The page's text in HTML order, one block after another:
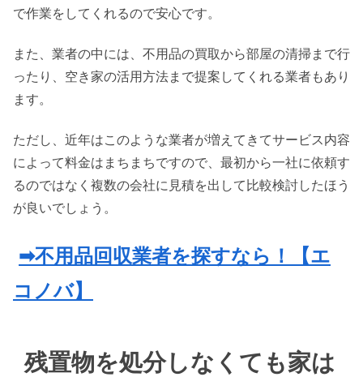
で作業をしてくれるので安心です。
また、業者の中には、不用品の買取から部屋の清掃まで行
ったり、空き家の活用方法まで提案してくれる業者もあり
ます。
ただし、近年はこのような業者が増えてきてサービス内容
によって料金はまちまちですので、最初から一社に依頼す
るのではなく複数の会社に見積を出して比較検討したほう
が良いでしょう。
➡不用品回収業者を探すなら！【エ
コノバ】
残置物を処分しなくても家は